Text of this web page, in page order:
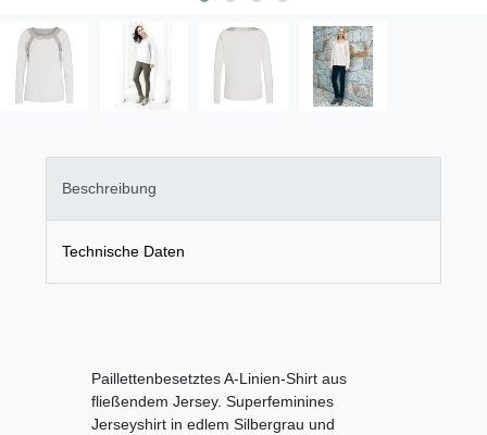
Beschreibung
Technische Daten
Paillettenbesetztes A-Linien-Shirt aus
fließendem Jersey. Superfeminines
Jerseyshirt in edlem Silbergrau und